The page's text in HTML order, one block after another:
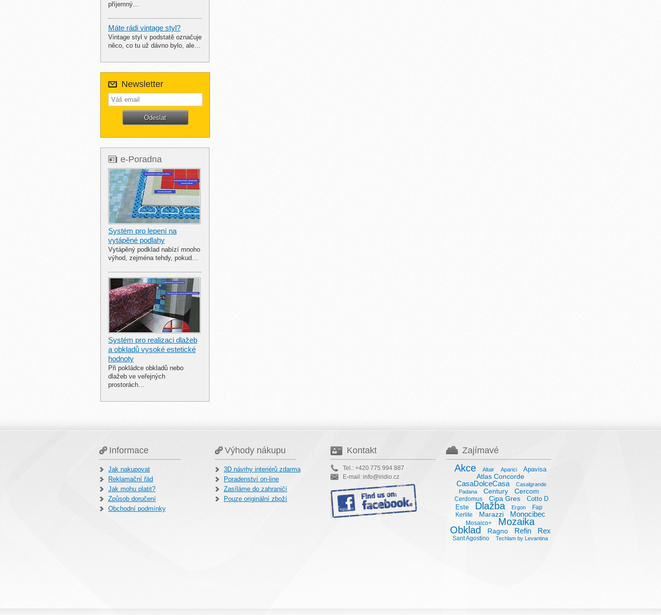
příjemný…
Máte rádi vintage styl?
Vintage styl v podstatě označuje
něco, co tu už dávno bylo, ale…
Newsletter
e-Poradna
Systém pro lepení na
vytápěné podlahy
Vytápěný podklad nabízí mnoho
výhod, zejména tehdy, pokud…
Systém pro realizaci dlažeb
a obkladů vysoké estetické
hodnoty
Při pokládce obkladů nebo
dlažeb ve veřejných
prostorách…
Informace
Jak nakupovat
Reklamační řád
Jak mohu platit?
Způsob doručení
Obchodní podmínky
Výhody nákupu
3D návrhy interiérů zdarma
Poradenství on-line
Zasíláme do zahraničí
Pouze originální zboží
Kontakt
Tel.: +420 775 994 887
E-mail: info@iridio.cz
Zajímavé
Akce Altair Aparici Apavisa
Atlas Concorde
CasaDolceCasa
Casalgrande
Padana
Century Cercom
Cerdomus Cipa Gres
Cotto D
Este
Dlažba Ergon
Fap
Kerlite
Marazzi Monocibec
Mosaico+ Mozaika
Obklad Ragno Refin Rex
Sant Agostino Techlam by Levantina